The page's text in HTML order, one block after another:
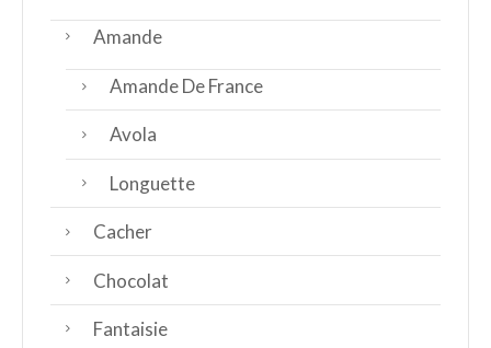
Amande
Amande De France
Avola
Longuette
Cacher
Chocolat
Fantaisie